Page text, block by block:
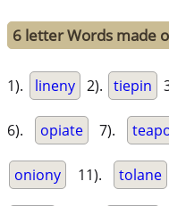
6 letter Words made
1). lineny 2). tiepin
6). opiate 7).
oniony 11). tolane